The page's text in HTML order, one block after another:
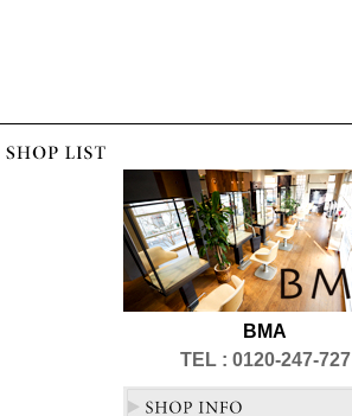
BMA
TEL : 0120-247-727